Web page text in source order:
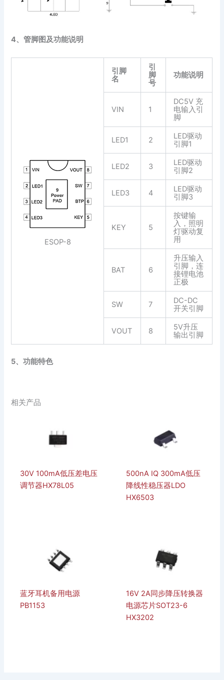
4、管脚图及功能说明
ESOP-8
引脚
名
引
脚
号
功能说明
VIN 1
DC5V 充
电输入引
脚
LED1 2
LED驱动
引脚1
LED2 3
LED驱动
引脚2
LED3 4
LED驱动
引脚3
KEY 5
按键输
入，照明
灯驱动复
用
BAT 6
升压输入
引脚，连
接锂电池
正极
SW 7
DC-DC
开关引脚
VOUT 8
5V升压
输出引脚
5、功能特色
相关产品
30V 100mA低压差电压
调节器HX78L05
500nA IQ 300mA低压
降线性稳压器LDO
HX6503
蓝牙耳机备用电源
PB1153
16V 2A同步降压转换器
电源芯片SOT23-6
HX3202